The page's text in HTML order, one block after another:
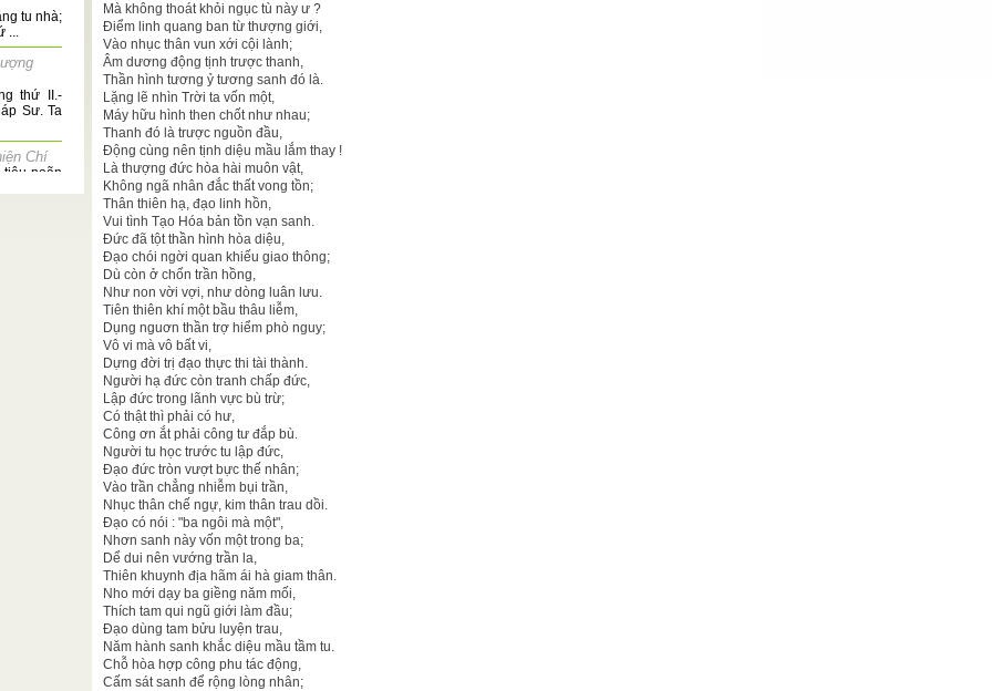
tu nhà;
...
thứ II.-
Sư. Ta
Chí
noãn
Mà không thoát khỏi ngục tù này ư ?
Điểm linh quang ban từ thượng giới,
Vào nhục thân vun xới cội lành;
Âm dương động tịnh trược thanh,
Thần hình tương ỷ tương sanh đó là.
Lặng lẽ nhìn Trời ta vốn một,
Máy hữu hình then chốt như nhau;
Thanh đó là trược nguồn đầu,
Động cùng nên tịnh diệu mầu lắm thay !
Là thượng đức hòa hài muôn vật,
Không ngã nhân đắc thất vong tồn;
Thân thiên hạ, đạo linh hồn,
Vui tình Tạo Hóa bản tồn vạn sanh.
Đức đã tột thần hình hòa diệu,
Đạo chói ngời quan khiếu giao thông;
Dù còn ở chốn trần hồng,
Như non vời vợi, như dòng luân lưu.
Tiên thiên khí một bầu thâu liễm,
Dụng nguơn thần trợ hiểm phò nguy;
Vô vi mà vô bất vi,
Dựng đời trị đạo thực thi tài thành.
Người hạ đức còn tranh chấp đức,
Lập đức trong lãnh vực bù trừ;
Có thật thì phải có hư,
Công ơn ắt phải công tư đắp bù.
Người tu học trước tu lập đức,
Đạo đức tròn vượt bực thế nhân;
Vào trần chẳng nhiễm bụi trần,
Nhục thân chế ngự, kim thân trau dồi.
Đạo có nói : "ba ngôi mà một",
Nhơn sanh này vốn một trong ba;
Dể dui nên vướng trần la,
Thiên khuynh địa hãm ái hà giam thân.
Nho mới dạy ba giềng năm mối,
Thích tam qui ngũ giới làm đầu;
Đạo dùng tam bửu luyện trau,
Năm hành sanh khắc diệu mầu tầm tu.
Chỗ hòa hợp công phu tác động,
Cấm sát sanh để rộng lòng nhân;